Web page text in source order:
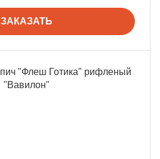
ЗАКАЗАТЬ